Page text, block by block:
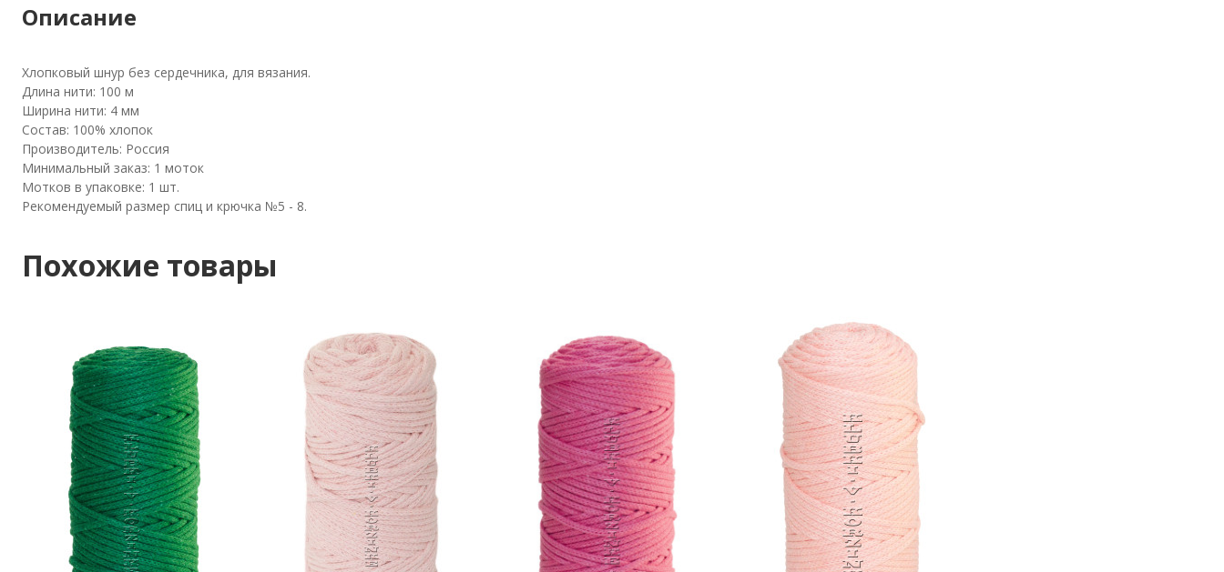
Описание
Хлопковый шнур без сердечника, для вязания.
Длина нити: 100 м
Ширина нити: 4 мм
Состав: 100% хлопок
Производитель: Россия
Минимальный заказ: 1 моток
Мотков в упаковке: 1 шт.
Рекомендуемый размер спиц и крючка №5 - 8.
Похожие товары